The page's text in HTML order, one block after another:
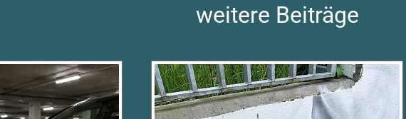
weitere Beiträge